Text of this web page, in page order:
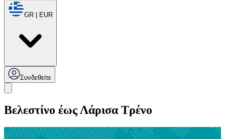
GR | EUR
Συνδεθείτε
Βελεστίνο έως Λάρισα Τρένο